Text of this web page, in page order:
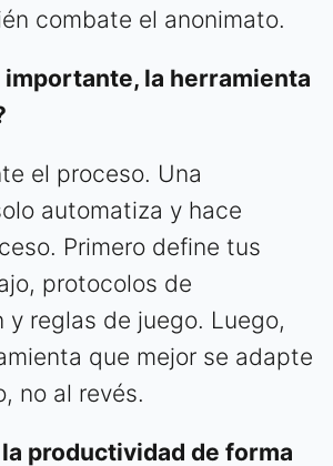
combate el anonimato.
importante, la herramienta
el proceso. Una
automatiza y hace
Primero define tus
protocolos de
y reglas de juego. Luego,
que mejor se adapte
no al revés.
productividad de forma